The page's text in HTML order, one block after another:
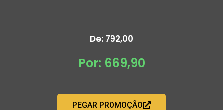
De: 792,00
Por: 669,90
PEGAR PROMOÇÃO